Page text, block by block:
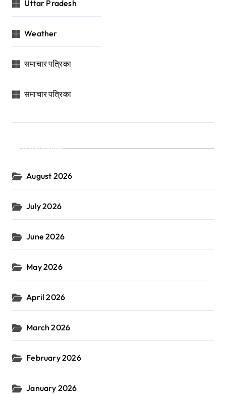
Uttar Pradesh
Weather
समाचार पत्रिका
समाचार पत्रिका
Archives
August 2026
July 2026
June 2026
May 2026
April 2026
March 2026
February 2026
January 2026